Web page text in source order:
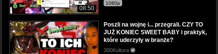
08:50
1080p
Poszli na wojnę i... przegrali. CZY TO
JUŻ KONIEC SWEET BABY i praktyk,
które uderzyły w branże?
300Kultura